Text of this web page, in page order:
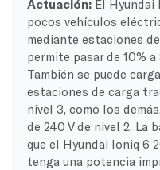
Actuación:El Hyundai
pocos vehículos
mediante estaciones
permite pasar de 10%
También se puede
estaciones de carga
nivel 3, como los
de 240 V de nivel 2. La
que el Hyundai Ioniq 6
tenga una potencia